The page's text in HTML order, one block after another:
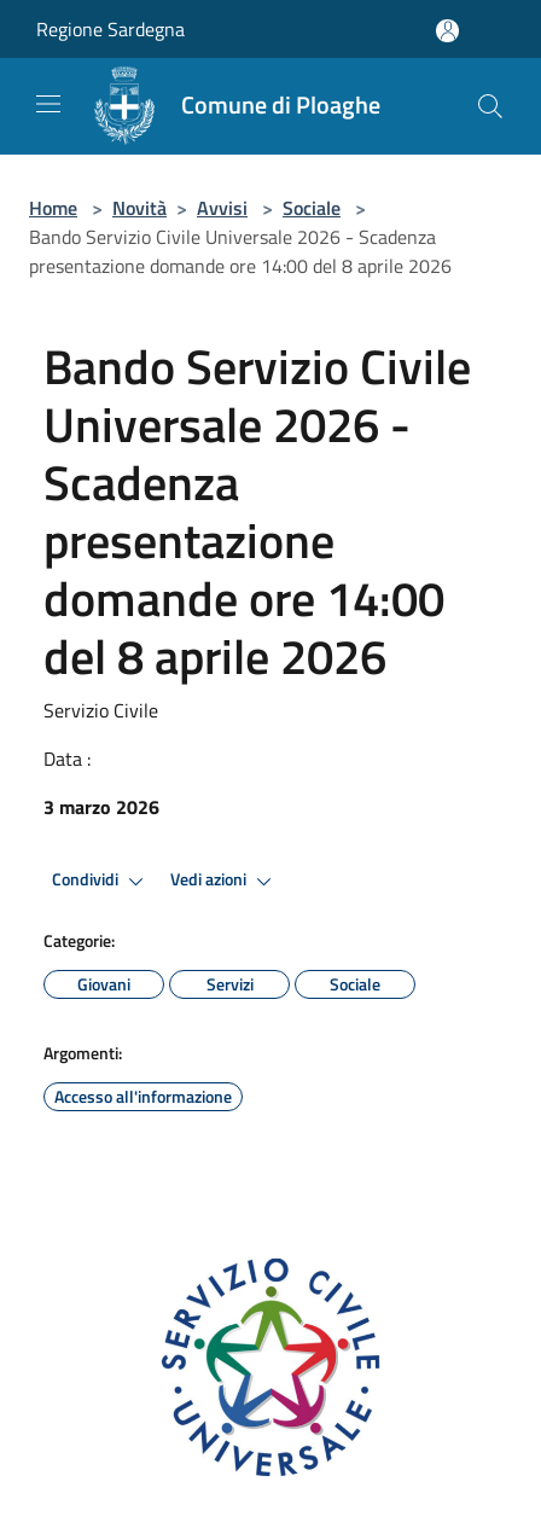
Regione Sardegna
Comune di Ploaghe
Home > Novità > Avvisi > Sociale >
Bando Servizio Civile Universale 2026 - Scadenza
presentazione domande ore 14:00 del 8 aprile 2026
Bando Servizio Civile
Universale 2026 -
Scadenza
presentazione
domande ore 14:00
del 8 aprile 2026
Servizio Civile
Data :
3 marzo 2026
Condividi Vedi azioni
Categorie:
Giovani
Servizi Sociale
Argomenti:
Accesso all'informazione